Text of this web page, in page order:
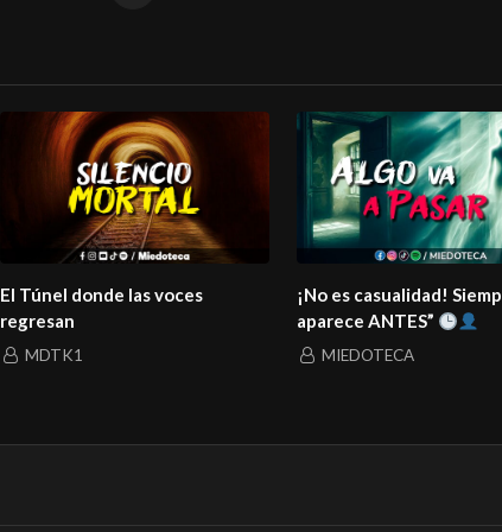
El Túnel donde las voces
regresan
MDTK1
¡No es casualidad!
aparece ANTES”
MIEDOTECA